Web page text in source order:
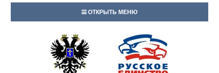
ОТКРЫТЬ МЕНЮ